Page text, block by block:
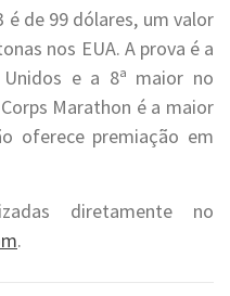
é de 99 dólares, um valor
nos EUA. A prova é a
e a 8ª maior no
Marathon é a maior
oferece premiação em
diretamente no
.